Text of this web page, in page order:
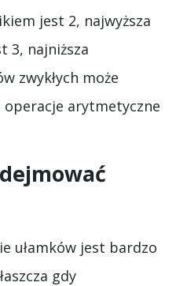
jest 2, najwyższa
3, najniższa
zwykłych może
arytmetyczne
ułamków jest bardzo
gdy